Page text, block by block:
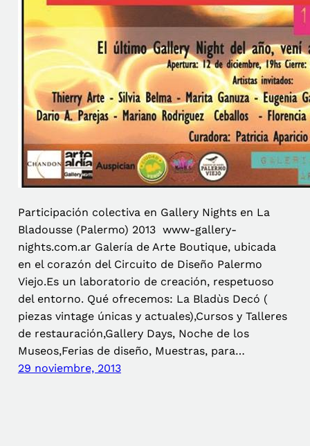
Participación colectiva en Gallery Nights en La
Bladousse (Palermo) 2013 www-gallery-
nights.com.ar Galería de Arte Boutique, ubicada
en el corazón del Circuito de Diseño Palermo
Viejo.Es un laboratorio de creación, respetuoso
del entorno. Qué ofrecemos: La Bladùs Decó (
piezas vintage únicas y actuales),Cursos y Talleres
de restauración,Gallery Days, Noche de los
Museos,Ferias de diseño, Muestras, para…
29 noviembre, 2013